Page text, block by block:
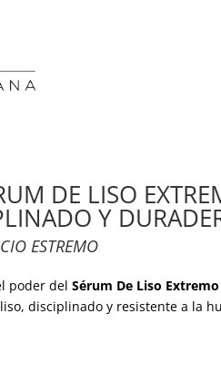
DE LISO
Y
ESTREMO
poder del Sérum De Liso
disciplinado y resistente a la